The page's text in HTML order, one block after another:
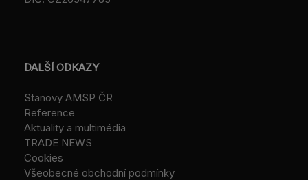
DALŠÍ ODKAZY
Stanovy AMSP ČR
Reference
Aktuality a multimédia
TRADE NEWS
Cookies
Všeobecné obchodní podmínky